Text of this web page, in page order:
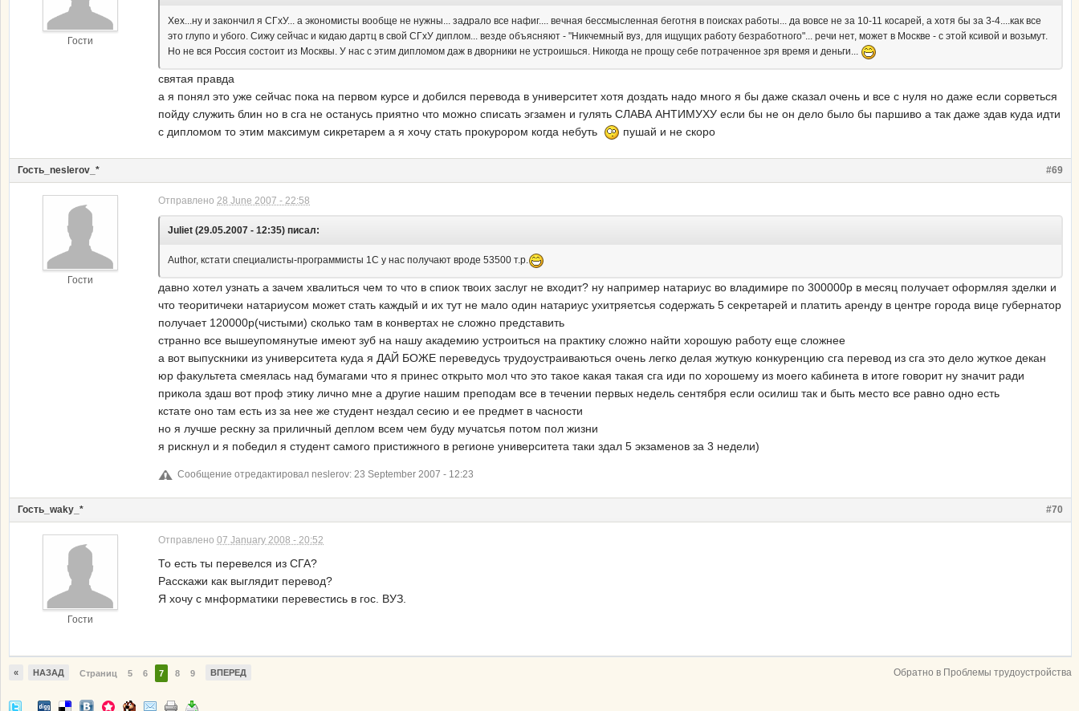
Гости
Хех...ну и закончил я СГхУ... а экономисты вообще не нужны... задрало все нафиг.... вечная бессмысленная беготня в поисках работы... да вовсе не за 10-11 косарей, а хотя бы за 3-4....как все
это глупо и убого. Сижу сейчас и кидаю дартц в свой СГхУ диплом... везде объясняют - "Никчемный вуз, для ищущих работу безработного"... речи нет, может в Москве - с этой ксивой и возьмут.
Но не вся Россия состоит из Москвы. У нас с этим дипломом даж в дворники не устроишься. Никогда не прощу себе потраченное зря время и деньги...
святая правда
а я понял это уже сейчас пока на первом курсе и добился перевода в университет хотя доздать надо много я бы даже сказал очень и все с нуля но даже если сорветься
пойду служить блин но в сга не останусь приятно что можно списать эгзамен и гулять СЛАВА АНТИМУХУ если бы не он дело было бы паршиво а так даже здав куда идти
с дипломом то этим максимум сикретарем а я хочу стать прокурором когда небуть
пушай и не скоро
#69
Гость_neslerov_*
Гости
Отправлено 28 June 2007 - 22:58
Juliet (29.05.2007 - 12:35) писал:
Author, кстати специалисты-программисты 1С у нас получают вроде 53500 т.р.
давно хотел узнать а зачем хвалиться чем то что в спиок твоих заслуг не входит? ну например натариус во владимире по 300000р в месяц получает оформляя зделки и
что теоритичеки натариусом может стать каждый и их тут не мало один натариус ухитряетсья содержать 5 секретарей и платить аренду в центре города вице губернатор
получает 120000р(чистыми) сколько там в конвертах не сложно представить
странно все вышеупомянутые имеют зуб на нашу академию устроиться на практику сложно найти хорошую работу еще сложнее
а вот выпускники из университета куда я ДАЙ БОЖЕ переведусь трудоустраиваються очень легко делая жуткую конкуренцию сга перевод из сга это дело жуткое декан
юр факультета смеялась над бумагами что я принес открыто мол что это такое какая такая сга иди по хорошему из моего кабинета в итоге говорит ну значит ради
прикола здаш вот проф этику лично мне а другие нашим преподам все в течении первых недель сентября если осилиш так и быть место все равно одно есть
кстате оно там есть из за нее же студент нездал сесию и ее предмет в часности
но я лучше рескну за приличный деплом всем чем буду мучатсья потом пол жизни
я рискнул и я победил я студент самого пристижного в регионе университета таки здал 5 экзаменов за 3 недели)
Сообщение отредактировал neslerov: 23 September 2007 - 12:23
#70
Гость_waky_*
Гости
Отправлено 07 January 2008 - 20:52
То есть ты перевелся из СГА?
Расскажи как выглядит перевод?
Я хочу с мнформатики перевестись в гос. ВУЗ.
« НАЗАД Страниц 5 6 7 8 9 ВПЕРЕД Обратно в Проблемы трудоустройства